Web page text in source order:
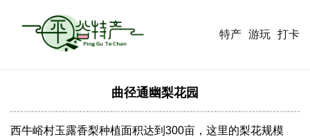
特产 游玩 打卡
曲径通幽梨花园
西牛峪村玉露香梨种植面积达到300亩，这里的梨花规模